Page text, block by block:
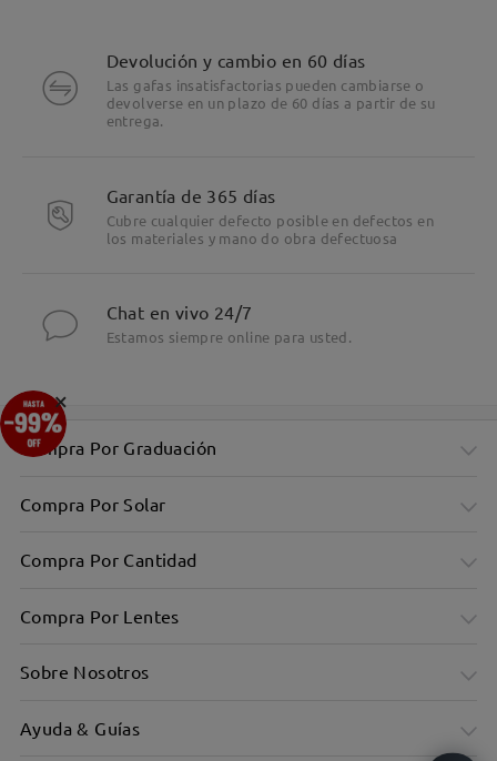
Devolución y cambio en 60 días
Las gafas insatisfactorias pueden cambiarse o
devolverse en un plazo de 60 días a partir de su
entrega.
Garantía de 365 días
Cubre cualquier defecto posible en defectos en
los materiales y mano do obra defectuosa
Chat en vivo 24/7
Estamos siempre online para usted.
Compra Por Graduación
Compra Por Solar
Compra Por Cantidad
Compra Por Lentes
Sobre Nosotros
Ayuda & Guías
×